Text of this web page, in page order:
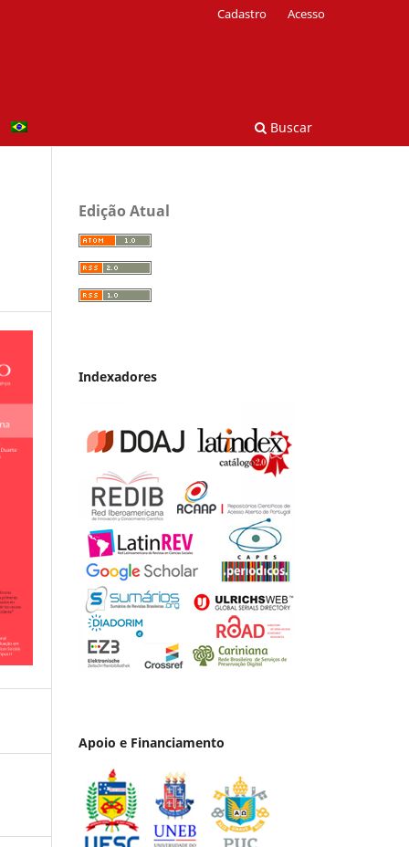
Buscar
Cadastro Acesso
Edição Atual
Indexadores
Apoio e Financiamento